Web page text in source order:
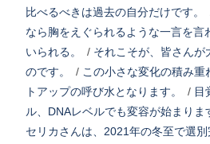
比べるべきは過去の自分だけです。
なら胸をえぐられるような一言を言
いられる。
/ それこそが、皆さんが
のです。
/ この小さな変化の積み
トアップの呼び水となります。
/ 目
ル、DNAレベルでも変容が始まりま
セリカさんは、2021年の冬至で選